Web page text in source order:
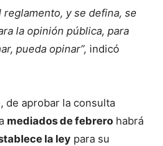
reglamento, y se defina, se
la opinión pública, para
pueda opinar”, indicó
de aprobar la consulta
mediados de febrero habrá
la ley para su